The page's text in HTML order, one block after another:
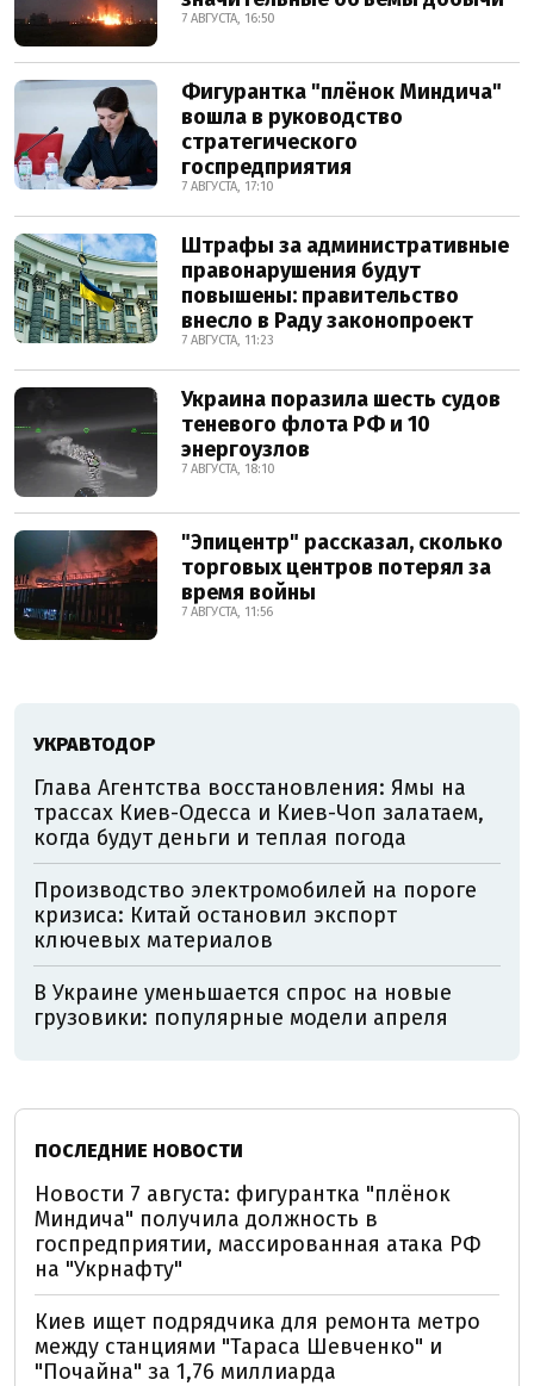
7 АВГУСТА, 16:50
Фигурантка "плёнок Миндича"
вошла в руководство
стратегического
госпредприятия
7 АВГУСТА, 17:10
Штрафы за административные
правонарушения будут
повышены: правительство
внесло в Раду законопроект
7 АВГУСТА, 11:23
Украина поразила шесть судов
теневого флота РФ и 10
энергоузлов
7 АВГУСТА, 18:10
"Эпицентр" рассказал, сколько
торговых центров потерял за
время войны
7 АВГУСТА, 11:56
УКРАВТОДОР
Глава Агентства восстановления: Ямы на
трассах Киев-Одесса и Киев-Чоп залатаем,
когда будут деньги и теплая погода
Производство электромобилей на пороге
кризиса: Китай остановил экспорт
ключевых материалов
В Украине уменьшается спрос на новые
грузовики: популярные модели апреля
ПОСЛЕДНИЕ НОВОСТИ
Новости 7 августа: фигурантка "плёнок
Миндича" получила должность в
госпредприятии, массированная атака РФ
на "Укрнафту"
Киев ищет подрядчика для ремонта метро
между станциями "Тараса Шевченко" и
"Почайна" за 1,76 миллиарда